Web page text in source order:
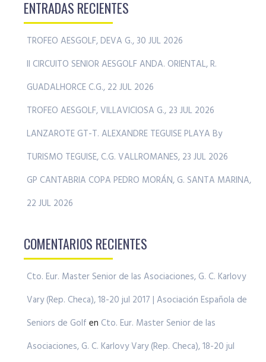
ENTRADAS RECIENTES
TROFEO AESGOLF, DEVA G., 30 JUL 2026
II CIRCUITO SENIOR AESGOLF ANDA. ORIENTAL, R.
GUADALHORCE C.G., 22 JUL 2026
TROFEO AESGOLF, VILLAVICIOSA G., 23 JUL 2026
LANZAROTE GT-T. ALEXANDRE TEGUISE PLAYA By
TURISMO TEGUISE, C.G. VALLROMANES, 23 JUL 2026
GP CANTABRIA COPA PEDRO MORÁN, G. SANTA MARINA,
22 JUL 2026
COMENTARIOS RECIENTES
Cto. Eur. Master Senior de las Asociaciones, G. C. Karlovy
Vary (Rep. Checa), 18-20 jul 2017 | Asociación Española de
Seniors de Golf en Cto. Eur. Master Senior de las
Asociaciones, G. C. Karlovy Vary (Rep. Checa), 18-20 jul